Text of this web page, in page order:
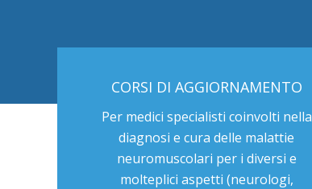
CORSI DI AGGIORNAMENTO
Per medici specialisti coinvolti nella
diagnosi e cura delle malattie
neuromuscolari per i diversi e
molteplici aspetti (neurologi,